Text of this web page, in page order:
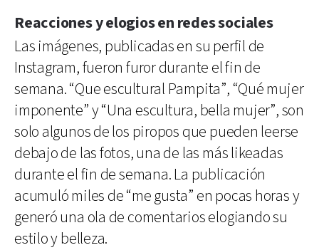
Reacciones y elogios en redes sociales
Las imágenes, publicadas en su perfil de
Instagram, fueron furor durante el fin de
semana. “Que escultural Pampita”, “Qué mujer
imponente” y “Una escultura, bella mujer”, son
solo algunos de los piropos que pueden leerse
debajo de las fotos, una de las más likeadas
durante el fin de semana. La publicación
acumuló miles de “me gusta” en pocas horas y
generó una ola de comentarios elogiando su
estilo y belleza.